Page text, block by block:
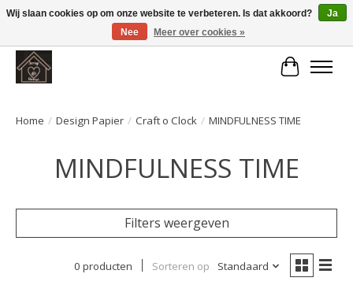
Large selection of products and fast shipping!
Home / Design Papier / Craft o Clock / MINDFULNESS TIME
MINDFULNESS TIME
Filters weergeven
0 producten Sorteren op Standaard
Wij slaan cookies op om onze website te verbeteren. Is dat akkoord?
Ja
Nee
Meer over cookies »